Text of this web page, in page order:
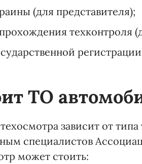
(для представителя);
техконтроля
ТО
зависит от типа
специалистов
может стоить: